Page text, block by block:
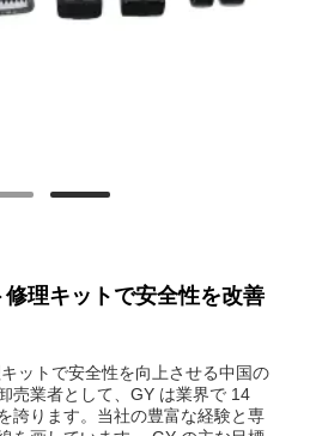
理キットで安全性を改善
ットで安全性を向上させる中国の
売業者として、GY は業界で 14
誇ります。当社の豊富な経験と専